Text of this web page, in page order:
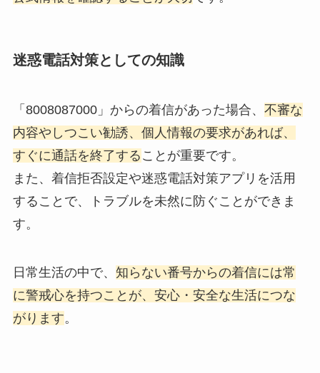
迷惑電話対策としての知識
「8008087000」からの着信があった場合、 不審な
内容やしつこい勧誘、個人情報の要求があれば、
すぐに通話を終了する ことが重要です。
また、着信拒否設定や迷惑電話対策アプリを活用
することで、トラブルを未然に防ぐことができま
す。
日常生活の中で、 知らない番号からの着信には常
に警戒心を持つことが、安心・安全な生活につな
がります。